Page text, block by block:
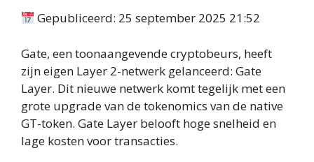
Gepubliceerd: 25 september 2025 21:52
Gate, een toonaangevende cryptobeurs, heeft
zijn eigen Layer 2-netwerk gelanceerd: Gate
Layer. Dit nieuwe netwerk komt tegelijk met een
grote upgrade van de tokenomics van de native
GT-token. Gate Layer belooft hoge snelheid en
lage kosten voor transacties.